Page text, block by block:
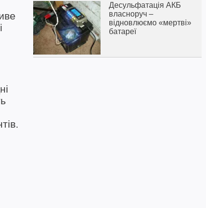
Десульфатація АКБ
власноруч –
відновлюємо «мертві»
батареї